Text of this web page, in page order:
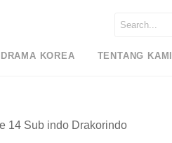
KOREA TENTANG KAMI
14 Sub indo Drakorindo